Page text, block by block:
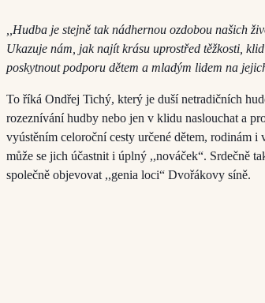
,,Hudba je stejně tak nádhernou ozdobou našich
Ukazuje nám, jak najít krásu uprostřed těžkosti,
poskytnout podporu dětem a mladým lidem na
To říká Ondřej Tichý, který je duší netradičních
rozeznívání hudby nebo jen v klidu naslouchat a
vyústěním celoroční cesty určené dětem, rodinám
může se jich účastnit i úplný ,,nováček“. Srdečně
společně objevovat ,,genia loci“ Dvořákovy síně.